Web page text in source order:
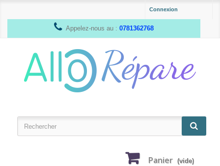
Connexion
Appelez-nous au : 0781362768
Panier (vide)